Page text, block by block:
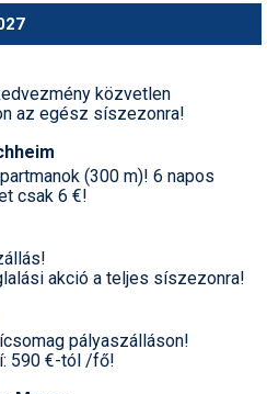
közvetlen
az egész síszezonra!
(300 m)! 6 napos
csak 6 €!
akció a teljes síszezonra!
pályaszálláson!
590 €-tól /fő!